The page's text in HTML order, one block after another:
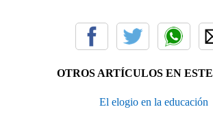
OTROS ARTÍCULOS EN
El elogio en la educación